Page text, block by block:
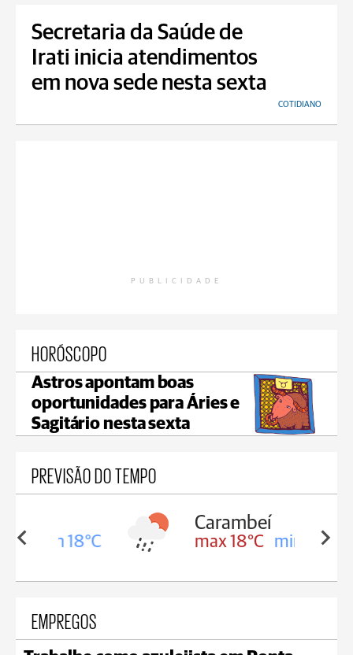
Secretaria da Saúde de
Irati inicia atendimentos
em nova sede nesta sexta
COTIDIANO
PUBLICIDADE
HORÓSCOPO
Astros apontam boas
oportunidades para Áries e
Sagitário nesta sexta
PREVISÃO DO TEMPO
18°C
Carambeí
max 18°C min 17°C
EMPREGOS